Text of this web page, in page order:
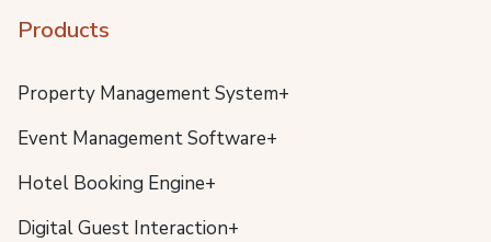
Products
Property Management System+
Event Management Software+
Hotel Booking Engine+
Digital Guest Interaction+